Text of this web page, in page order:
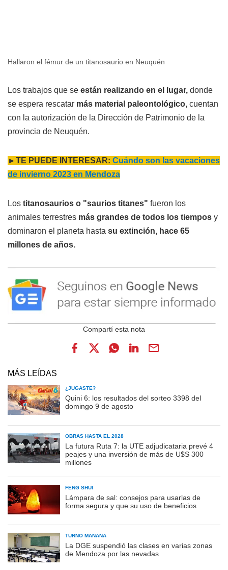
Hallaron el fémur de un titanosaurio en Neuquén
Los trabajos que se están realizando en el lugar, donde
se espera rescatar más material paleontológico, cuentan
con la autorización de la Dirección de Patrimonio de la
provincia de Neuquén.
►TE PUEDE INTERESAR: Cuándo son las vacaciones
de invierno 2023 en Mendoza
Los titanosaurios o "saurios titanes" fueron los
animales terrestres más grandes de todos los tiempos y
dominaron el planeta hasta su extinción, hace 65
millones de años.
MÁS LEÍDAS
¿JUGASTE?
Quini 6: los resultados del sorteo 3398 del
domingo 9 de agosto
OBRAS HASTA EL 2028
La futura Ruta 7: la UTE adjudicataria prevé 4
peajes y una inversión de más de U$S 300
millones
FENG SHUI
Lámpara de sal: consejos para usarlas de
forma segura y que su uso de beneficios
TURNO MAÑANA
La DGE suspendió las clases en varias zonas
de Mendoza por las nevadas